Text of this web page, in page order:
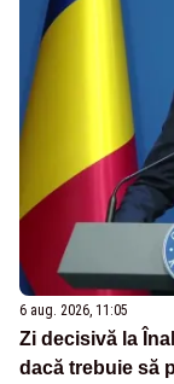
6 aug. 2026, 11:05
Zi decisivă la
dacă trebuie să